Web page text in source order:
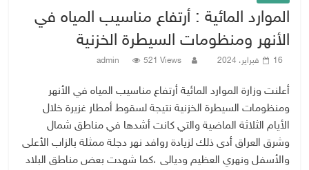
الموارد المائية : أرتفاع مناسيب المياه في
الأنهر ومنظومات السيطرة الخزنية
16 فبراير، 2024 admin 521 Views
أعلنت وزارة الموارد المائية أرتفاع مناسيب المياه في الأنهر
ومنظومات السيطرة الخزنية نتيجة لسقوط أمطار غزيرة خلال
الأيام الثلاثة الماضية والتي كانت أشدها في مناطق شمال
وشرق العراق أدى ذلك لزيادة روافد نهر دجلة ممثلة بالزاب الأعلى
والأسفل ونهري العظيم وديالى ،كما شهدت بعض مناطق البلاد